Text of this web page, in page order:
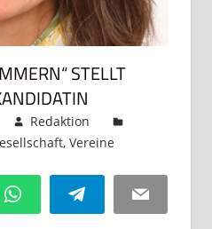
STELLT
Redaktion
, Vereine
hinterlassen
WhatsAppTelegram Email